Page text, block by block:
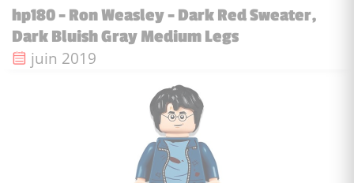
hp180 - Ron Weasley - Dark Red Sweater,
Dark Bluish Gray Medium Legs
Date de sortie :
juin 2019